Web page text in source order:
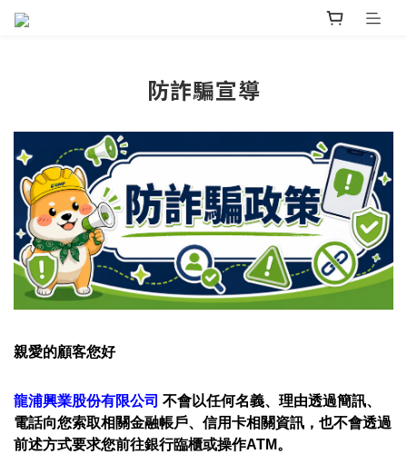
防詐騙宣導
親愛的顧客您好
龍浦興業股份有限公司 不會以任何名義、理由透過簡訊、
電話向您索取相關金融帳戶、信用卡相關資訊，也不會透過
前述方式要求您前往銀行臨櫃或操作ATM。